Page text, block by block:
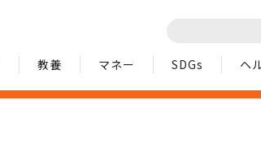
教養 マネー SDGs ヘ